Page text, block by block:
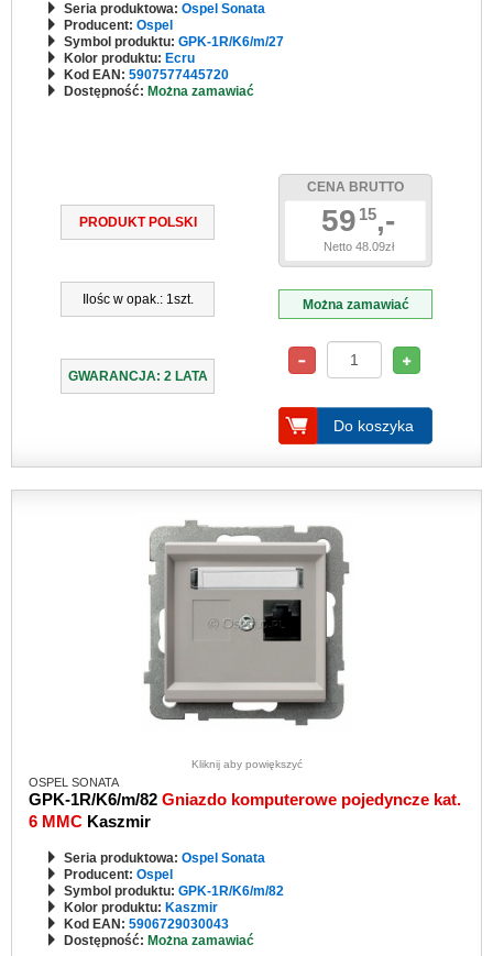
Seria produktowa: Ospel Sonata
Producent: Ospel
Symbol produktu: GPK-1R/K6/m/27
Kolor produktu: Ecru
Kod EAN: 5907577445720
Dostępność: Można zamawiać
PRODUKT POLSKI
Ilośc w opak.: 1szt.
GWARANCJA: 2 LATA
CENA BRUTTO
59 15,-
Netto 48.09zł
Można zamawiać
Do koszyka
Kliknij aby powiększyć
OSPEL SONATA
GPK-1R/K6/m/82 Gniazdo komputerowe pojedyncze kat.
6 MMC Kaszmir
Seria produktowa: Ospel Sonata
Producent: Ospel
Symbol produktu: GPK-1R/K6/m/82
Kolor produktu: Kaszmir
Kod EAN: 5906729030043
Dostępność: Można zamawiać